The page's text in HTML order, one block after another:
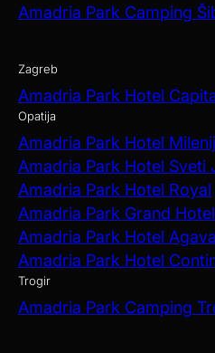
Amadria Park Camping
Zagreb
Amadria Park Hotel
Opatija
Amadria Park Hotel Milenij
Amadria Park Hotel Sveti
Amadria Park Hotel Royal
Amadria Park Grand
Amadria Park Hotel Agava
Amadria Park Hotel
Trogir
Amadria Park Camping